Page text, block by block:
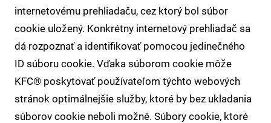
internetovému prehliadaču, cez ktorý bol súbor
cookie uložený. Konkrétny internetový prehliadač sa
dá rozpoznať a identifikovať pomocou jedinečného
ID súboru cookie. Vďaka súborom cookie môže
KFC® poskytovať používateľom týchto webových
stránok optimálnejšie služby, ktoré by bez ukladania
súborov cookie neboli možné. Súbory cookie, ktoré